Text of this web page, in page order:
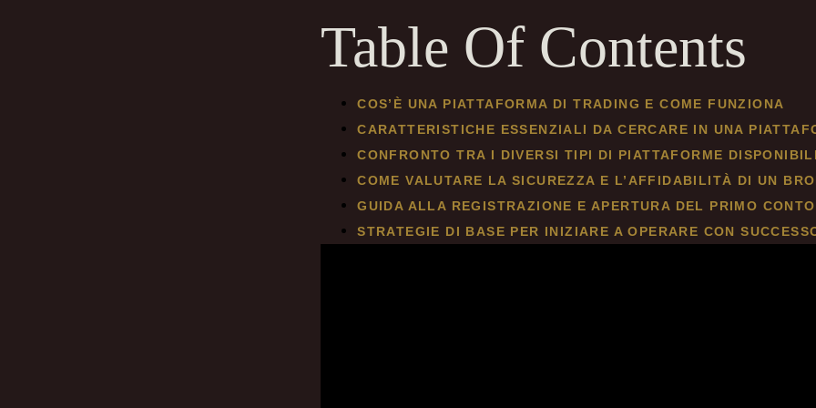
Table Of Contents
COS’È UNA PIATTAFORMA DI TRADING E COME FUNZIONA
CARATTERISTICHE ESSENZIALI DA CERCARE IN UNA
CONFRONTO TRA I DIVERSI TIPI DI PIATTAFORME DISPONIBILI
COME VALUTARE LA SICUREZZA E L’AFFIDABILITÀ DI UN
GUIDA ALLA REGISTRAZIONE E APERTURA DEL PRIMO CONTO
STRATEGIE DI BASE PER INIZIARE A OPERARE CON